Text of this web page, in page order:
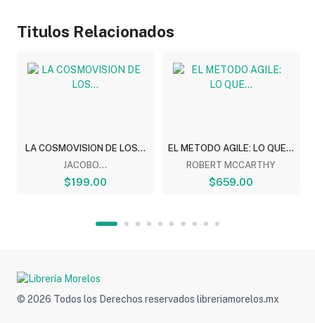
Titulos Relacionados
LA COSMOVISION DE LOS...
JACOBO...
$199.00
EL METODO AGILE: LO QUE...
ROBERT MCCARTHY
$659.00
© 2026 Todos los Derechos reservados libreriamorelos.mx